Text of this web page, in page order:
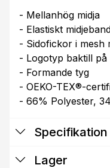
- Mellanhög midja
- Elastiskt
- Sidofickor i mesh
- Logotyp baktill på
- Formande tyg
- OEKO-TEX®-
- 66% Polyester,
Specifikation
Lager